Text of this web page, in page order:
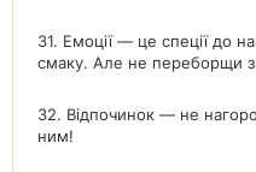
31. Емоції — це спеції до
смаку. Але не переборщи
32. Відпочинок — не
ним!